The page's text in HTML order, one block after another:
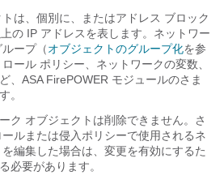
は、個別に、またはアドレス ブロック
の IP アドレスを表します。ネットワー
ープ（オブジェクトのグループ化を参
ール ポリシー、ネットワークの変数、
、ASA FirePOWER モジュールのさま
。
ク オブジェクトは削除できません。さ
ルまたは侵入ポリシーで使用されるネ
編集した場合は、変更を有効にするた
必要があります。